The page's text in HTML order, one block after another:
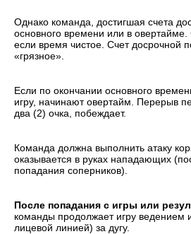
Однако команда, достигшая счета
основного времени или в
если время чистое. Счет досрочной
«грязное».
Если по окончании основного
игру, начинают овертайм. Перерыв
два (2) очка, побеждает.
Команда должна выполнить атаку
оказывается в руках нападающих
попадания соперников).
После попадания с игры или
команды продолжает игру ведением
лицевой линией) за дугу.